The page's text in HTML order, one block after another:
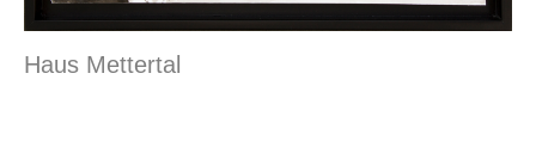
Haus Mettertal